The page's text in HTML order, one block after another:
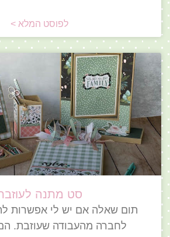
לפוסט המלא >
סט מתנה
תום שאלה אם יש לי אפשרות
לחברה מהעבודה שעוזבת.